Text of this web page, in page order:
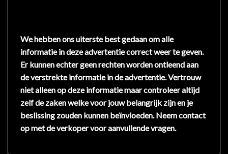
We hebben ons uiterste best gedaan om alle
informatie in deze advertentie correct weer te geven.
Er kunnen echter geen rechten worden ontleend aan
de verstrekte informatie in de advertentie. Vertrouw
niet alleen op deze informatie maar controleer altijd
zelf de zaken welke voor jouw belangrijk zijn en je
beslissing zouden kunnen beïnvloeden. Neem contact
op met de verkoper voor aanvullende vragen.